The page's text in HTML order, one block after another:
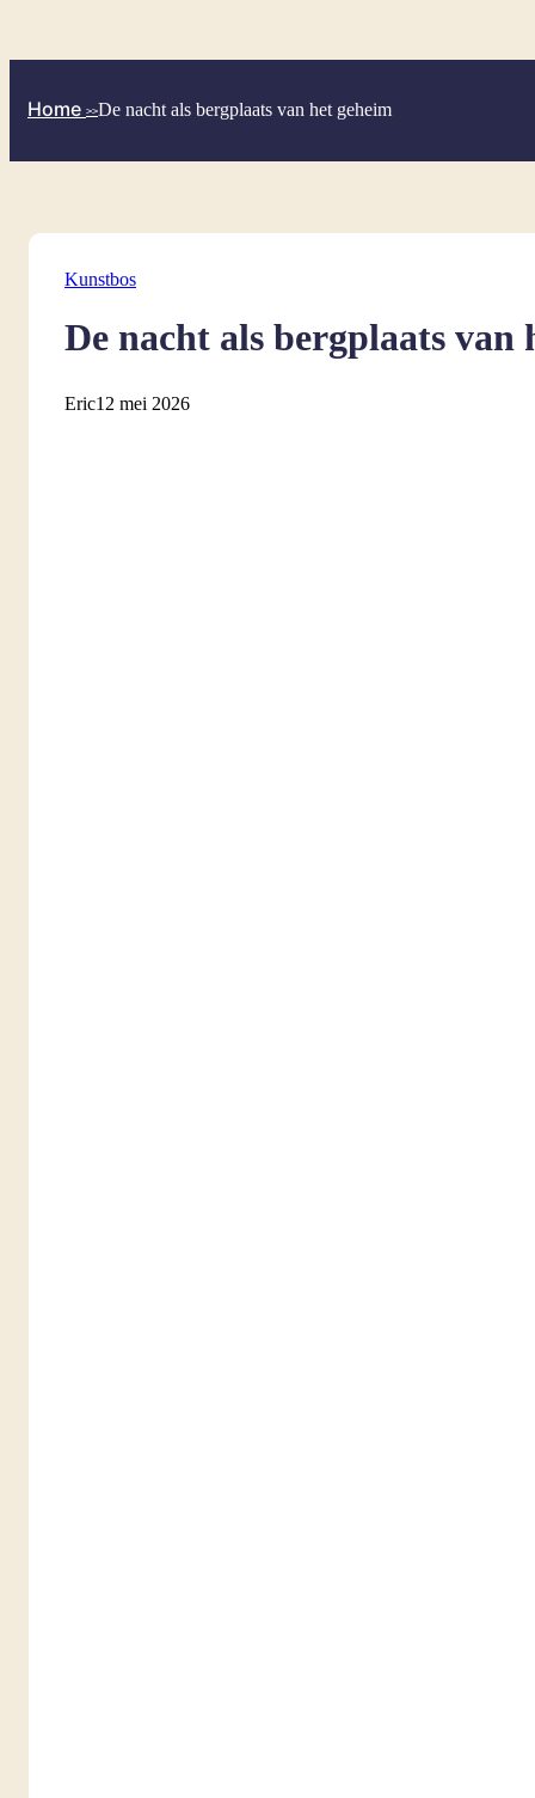
Home >>De nacht als bergplaats van het geheim
Kunstbos
De nacht als bergplaats van
Eric12 mei 2026